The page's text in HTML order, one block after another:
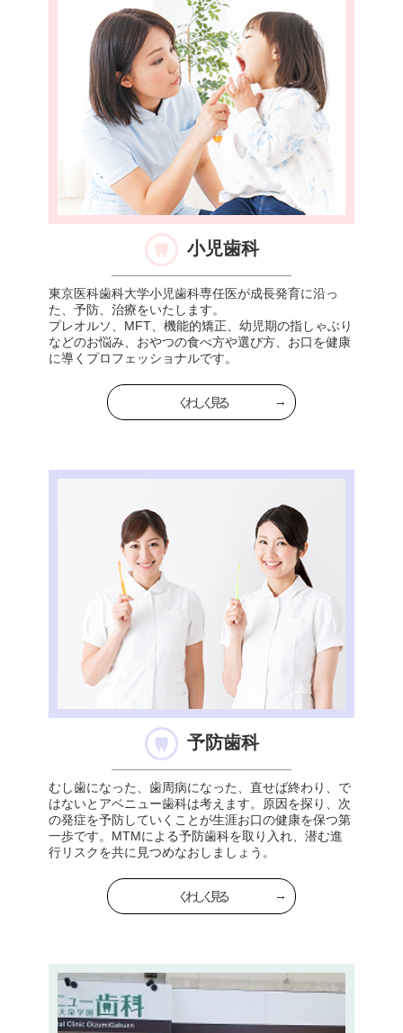
小児歯科
東京医科歯科大学小児歯科専任医が成長発育に沿っ
た、予防、治療をいたします。
プレオルソ、MFT、機能的矯正、幼児期の指しゃぶり
などのお悩み、おやつの食べ方や選び方、お口を健康
に導くプロフェッショナルです。
くわしく見る
予防歯科
むし歯になった、歯周病になった、直せば終わり、で
はないとアベニュー歯科は考えます。原因を探り、次
の発症を予防していくことが生涯お口の健康を保つ第
一歩です。MTMによる予防歯科を取り入れ、潜む進
行リスクを共に見つめなおしましょう。
くわしく見る